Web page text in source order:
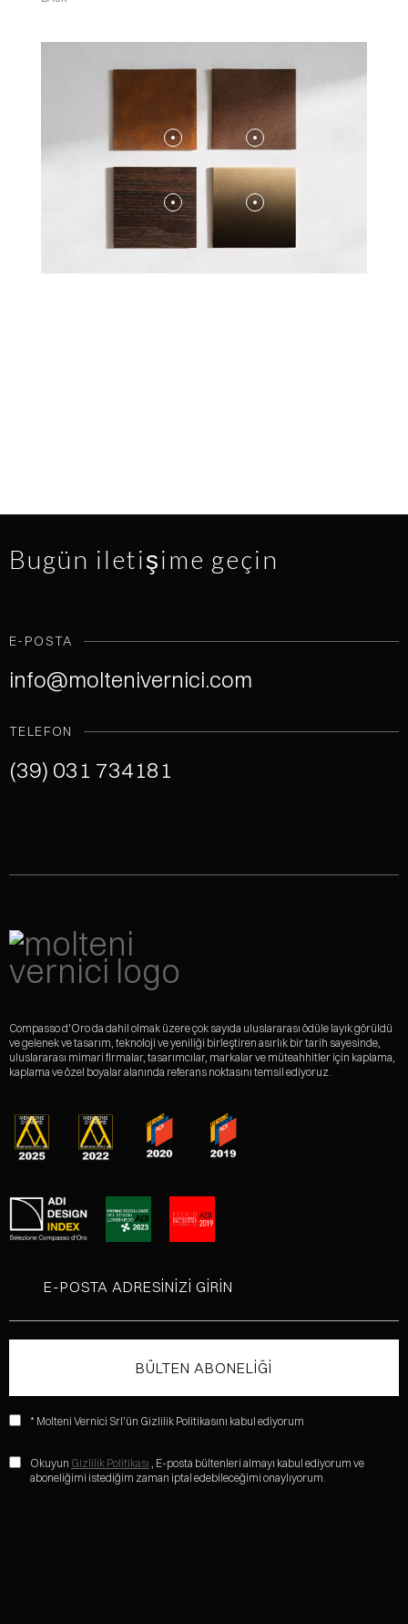
Bugün iletişime geçin
E-POSTA
info@moltenivernici.com
TELEFON
(39) 031 734181
Compasso d'Oro da dahil olmak üzere çok sayıda uluslararası ödüle layık görüldü
ve gelenek ve tasarım, teknoloji ve yeniliği birleştiren asırlık bir tarih sayesinde,
uluslararası mimari firmalar, tasarımcılar, markalar ve müteahhitler için kaplama,
kaplama ve özel boyalar alanında referans noktasını temsil ediyoruz.
* Molteni Vernici Srl'ün Gizlilik Politikasını kabul ediyorum
Okuyun Gizlilik Politikası , E-posta bültenleri almayı kabul ediyorum ve
aboneliğimi istediğim zaman iptal edebileceğimi onaylıyorum.